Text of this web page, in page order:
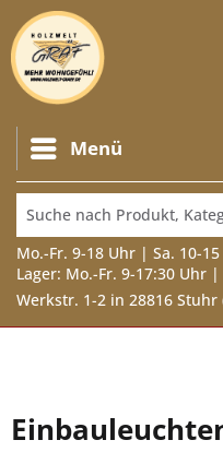
Menü
Mo.-Fr. 9-18 Uhr | Sa. 10-
Lager: Mo.-Fr. 9-17:30 Uhr
Werkstr. 1-2 in 28816 Stuhr